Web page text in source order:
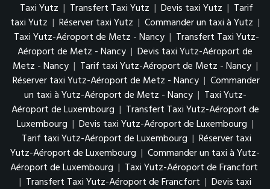
Taxi Yutz | Transfert Taxi Yutz | Devis taxi Yutz | Tarif
taxi Yutz | Réserver taxi Yutz | Commander un taxi à Yutz |
Taxi Yutz-Aéroport de Metz - Nancy | Transfert Taxi Yutz-
Aéroport de Metz - Nancy | Devis taxi Yutz-Aéroport de
Metz - Nancy | Tarif taxi Yutz-Aéroport de Metz - Nancy |
Réserver taxi Yutz-Aéroport de Metz - Nancy | Commander
un taxi à Yutz-Aéroport de Metz - Nancy | Taxi Yutz-
Aéroport de Luxembourg | Transfert Taxi Yutz-Aéroport de
Luxembourg | Devis taxi Yutz-Aéroport de Luxembourg |
Tarif taxi Yutz-Aéroport de Luxembourg | Réserver taxi
Yutz-Aéroport de Luxembourg | Commander un taxi à Yutz-
Aéroport de Luxembourg | Taxi Yutz-Aéroport de Francfort
| Transfert Taxi Yutz-Aéroport de Francfort | Devis taxi